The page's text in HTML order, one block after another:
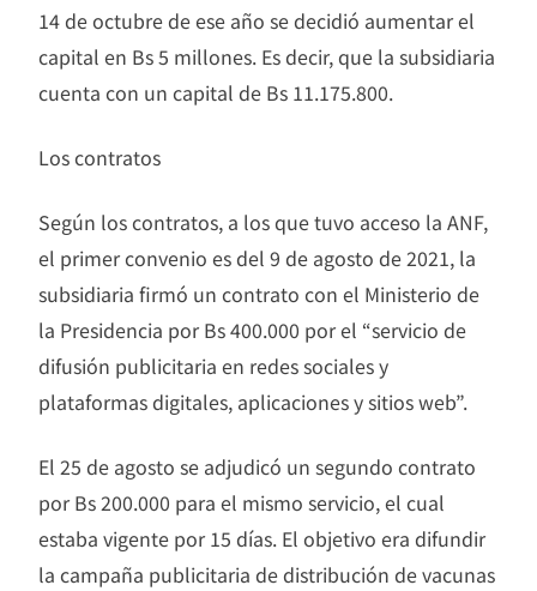
14 de octubre de ese año se decidió aumentar el
capital en Bs 5 millones. Es decir, que la subsidiaria
cuenta con un capital de Bs 11.175.800.
Los contratos
Según los contratos, a los que tuvo acceso la ANF,
el primer convenio es del 9 de agosto de 2021, la
subsidiaria firmó un contrato con el Ministerio de
la Presidencia por Bs 400.000 por el “servicio de
difusión publicitaria en redes sociales y
plataformas digitales, aplicaciones y sitios web”.
El 25 de agosto se adjudicó un segundo contrato
por Bs 200.000 para el mismo servicio, el cual
estaba vigente por 15 días. El objetivo era difundir
la campaña publicitaria de distribución de vacunas